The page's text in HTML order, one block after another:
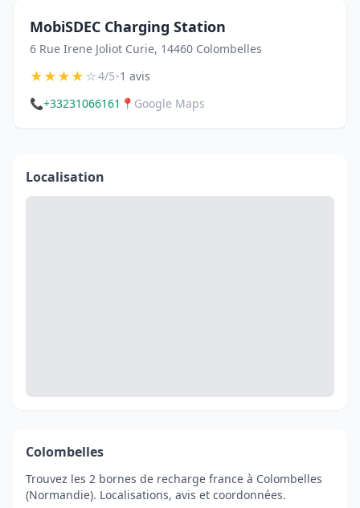
MobiSDEC Charging Station
6 Rue Irene Joliot Curie, 14460 Colombelles
★★★★☆4/5•1 avis
📞+33231066161 📍 Google Maps
Localisation
Colombelles
Trouvez les 2 bornes de recharge france à Colombelles
(Normandie). Localisations, avis et coordonnées.